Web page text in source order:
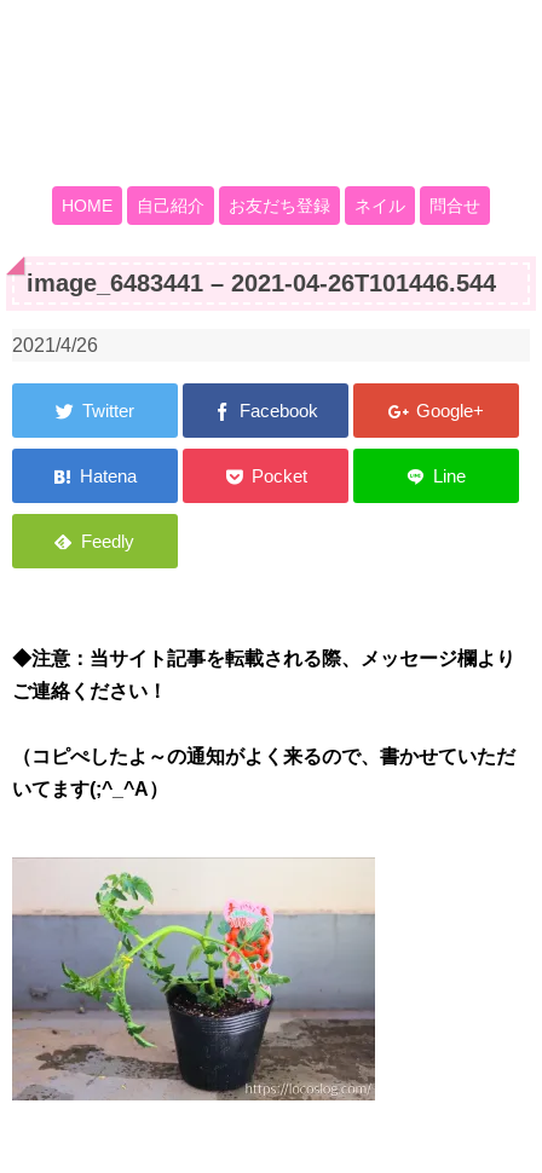
HOME 自己紹介 お友だち登録 ネイル 問合せ
image_6483441 – 2021-04-26T101446.544
2021/4/26
◆注意：当サイト記事を転載される際、メッセージ欄より
ご連絡ください！
（コピぺしたよ～の通知がよく来るので、書かせていただ
いてます(;^_^A）